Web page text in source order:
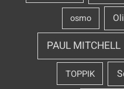
osmo
PAUL MITCHELL
TOPPIK